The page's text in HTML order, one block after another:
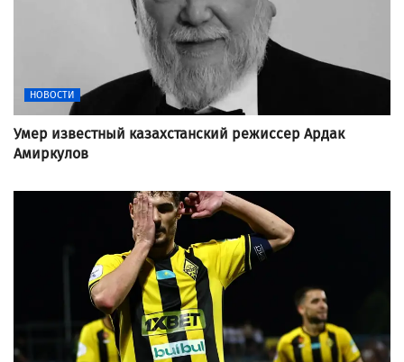
НОВОСТИ
Умер известный казахстанский режиссер Ардак
Амиркулов